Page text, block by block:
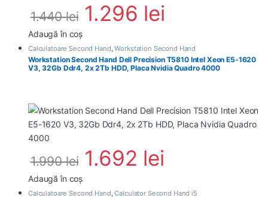
1.440lei 1.296 lei
Adaugă în coș
Calculatoare Second Hand,Workstation Second Hand
Workstation Second Hand Dell Precision T5810 Intel Xeon E5-1620
V3, 32Gb Ddr4, 2x 2Tb HDD, Placa Nvidia Quadro 4000
1.990lei 1.692 lei
Adaugă în coș
Calculatoare Second Hand,Calculator Second Hand i5